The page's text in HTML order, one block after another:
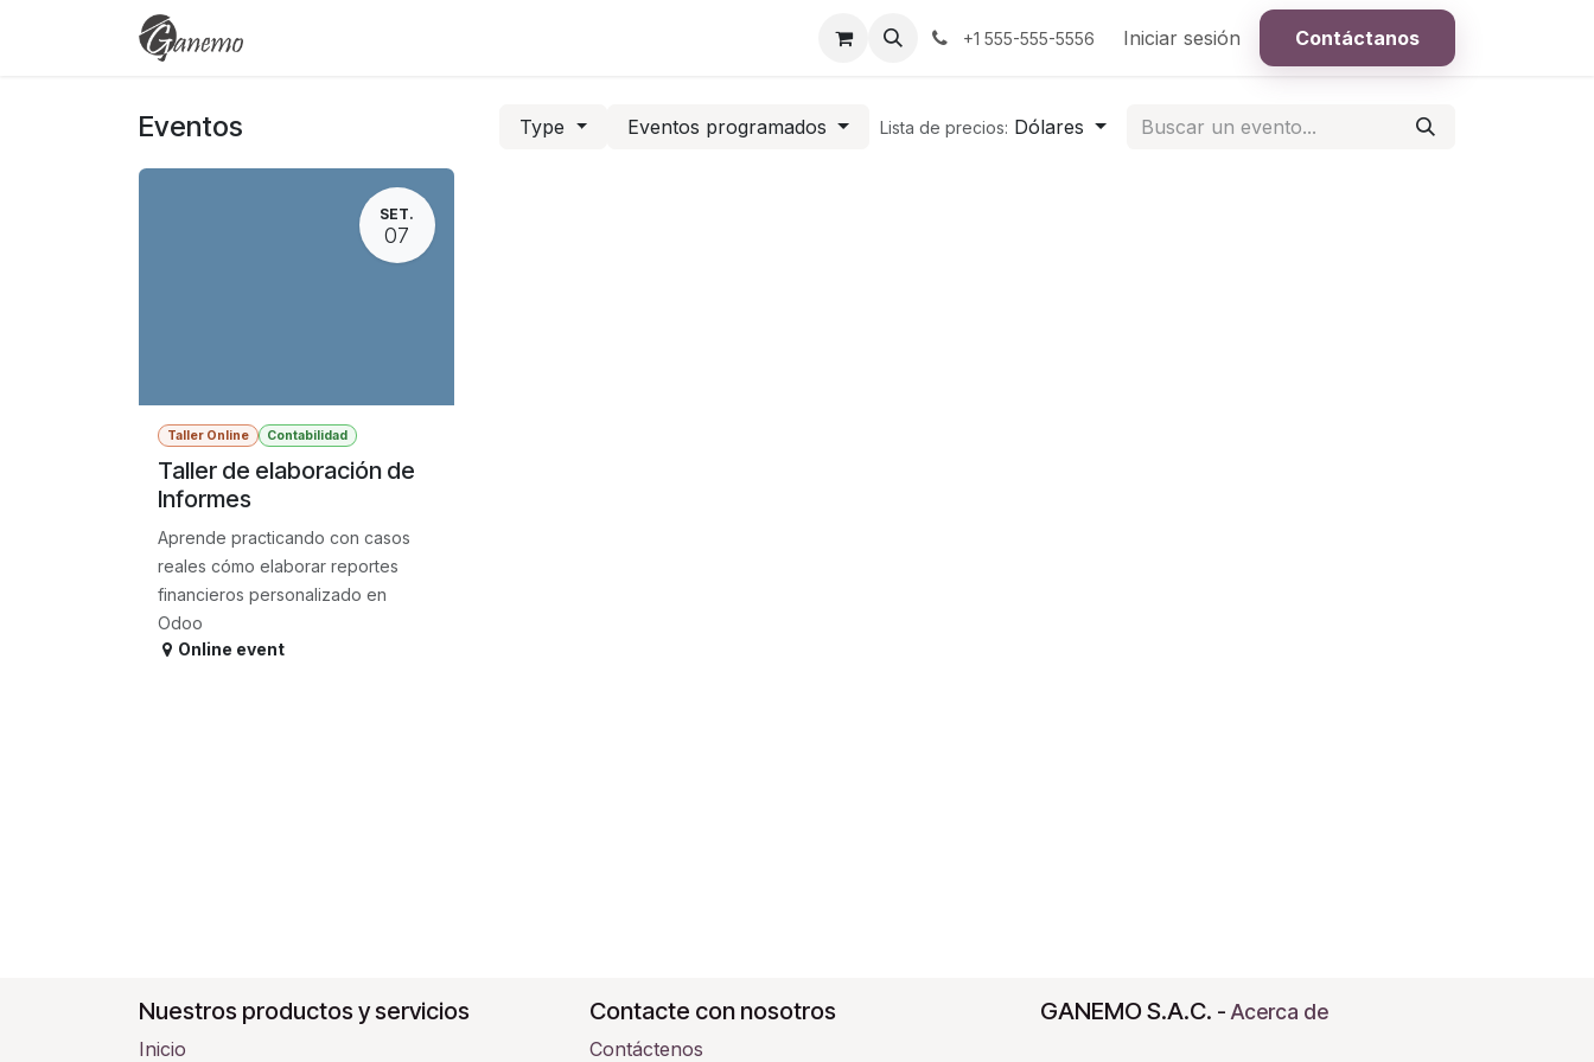
+1 555-555-5556 Iniciar sesión Contáctanos
Eventos Type Eventos programados Lista de precios: Dólares
SET.
07
Taller Online Contabilidad
Taller de elaboración de
Informes
Aprende practicando con casos
reales cómo elaborar reportes
financieros personalizado en
Odoo
Online event
Nuestros productos y servicios
Inicio
Contacte con nosotros
Contáctenos
GANEMO S.A.C. -Acerca de